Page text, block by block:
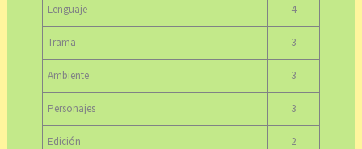
Lenguaje 4
Trama 3
Ambiente 3
Personajes 3
Edición 2